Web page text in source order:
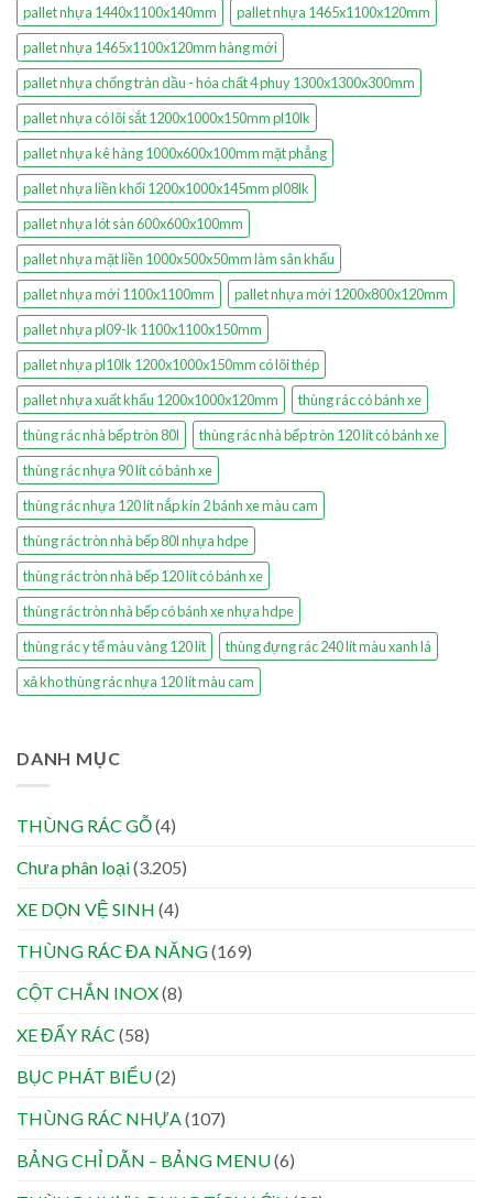
pallet nhựa 1440x1100x140mm
pallet nhựa 1465x1100x120mm
pallet nhựa 1465x1100x120mm hàng mới
pallet nhựa chống tràn dầu - hóa chất 4 phuy 1300x1300x300mm
pallet nhựa có lõi sắt 1200x1000x150mm pl10lk
pallet nhựa kê hàng 1000x600x100mm mặt phẳng
pallet nhựa liền khối 1200x1000x145mm pl08lk
pallet nhựa lót sàn 600x600x100mm
pallet nhựa mặt liền 1000x500x50mm làm sân khấu
pallet nhựa mới 1100x1100mm
pallet nhựa mới 1200x800x120mm
pallet nhựa pl09-lk 1100x1100x150mm
pallet nhựa pl10lk 1200x1000x150mm có lõi thép
pallet nhựa xuất khẩu 1200x1000x120mm
thùng rác có bánh xe
thùng rác nhà bếp tròn 80l
thùng rác nhà bếp tròn 120 lít có bánh xe
thùng rác nhựa 90 lít có bánh xe
thùng rác nhựa 120 lít nắp kín 2 bánh xe màu cam
thùng rác tròn nhà bếp 80l nhựa hdpe
thùng rác tròn nhà bếp 120 lít có bánh xe
thùng rác tròn nhà bếp có bánh xe nhựa hdpe
thùng rác y tế màu vàng 120 lít
thùng đựng rác 240 lít màu xanh lá
xả kho thùng rác nhựa 120 lít màu cam
DANH MỤC
THÙNG RÁC GỖ(4)
Chưa phân loại(3.205)
XE DỌN VỆ SINH (4)
THÙNG RÁC ĐA NĂNG(169)
CỘT CHẮN INOX(8)
XE ĐẨY RÁC (58)
BỤC PHÁT BIỂU(2)
THÙNG RÁC NHỰA (107)
BẢNG CHỈ DẪN – BẢNG MENU(6)